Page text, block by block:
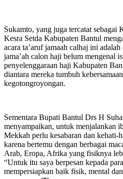
Sukamto, yang juga tercatat sebagai
Kesra Setda Kabupaten Bantul
acara ta’aruf jamaah calhaj ini
jama’ah calon haji belum mengenal
penyelenggaraan haji Kabupaten
diantara mereka tumbuh
kegotongroyongan.
Sementara Bupati Bantul Drs H
menyampaikan, untuk menjalankan
Mekkah perlu kesabaran dan kehati-
karena bertemu dengan berbagai
Arab, Eropa, Afrika yang fisiknya
“Untuk itu saya berpesan kepada
mempersiapkan baik fisik, mental